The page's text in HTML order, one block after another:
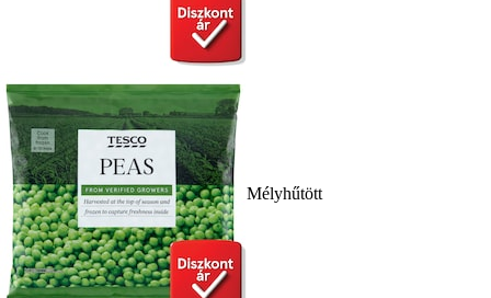
Mélyhűtött